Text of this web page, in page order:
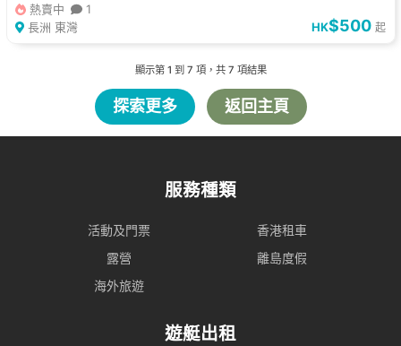
熱賣中
1
長洲 東灣
HK$500 起
顯示第 1 到 7 項，共 7 項結果
探索更多 返回主頁
服務種類
活動及門票
香港租車
露營
離島度假
海外旅遊
遊艇出租